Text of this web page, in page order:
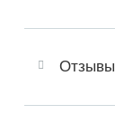
Отзывы